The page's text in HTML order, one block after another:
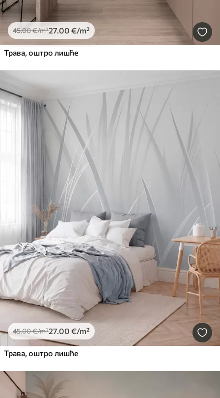
45.00€/m²27.00 €/m²
Трава, оштро лишће
45.00€/m²27.00 €/m²
Трава, оштро лишће